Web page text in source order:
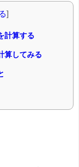
]
計算する
算してみる